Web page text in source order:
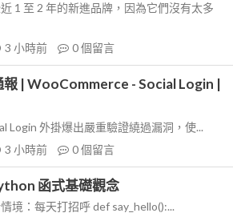
1 至 2 年的新進品牌，因為它們沒有太多
3 小時前 0個留言
| WooCommerce - Social Login |
Login 外掛爆出嚴重驗證繞過漏洞，使...
3 小時前 0個留言
函式基礎觀念
境：每天打招呼 def say_hello():...